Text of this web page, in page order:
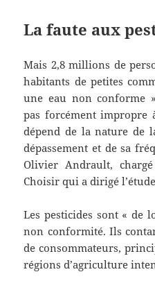
La faute aux
Mais 2,8 millions de
habitants de petites
une eau non conforme
pas forcément impropre
dépend de la nature de
dépassement et de sa
Olivier Andrault,
Choisir qui a dirigé
Les pesticides sont « de
non conformité. Ils
de consommateurs,
régions d’agriculture